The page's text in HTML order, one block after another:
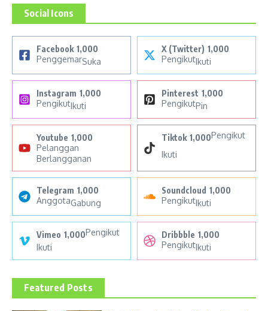
Social Icons
Facebook 1,000
PenggemarSuka
X (Twitter) 1,000
PengikutIkuti
Instagram 1,000
PengikutIkuti
Pinterest 1,000
PengikutPin
Youtube 1,000
Pelanggan
Berlangganan
Tiktok 1,000Pengikut
Ikuti
Telegram 1,000
AnggotaGabung
Soundcloud 1,000
PengikutIkuti
Vimeo 1,000Pengikut
Ikuti
Dribbble 1,000
PengikutIkuti
Featured Posts